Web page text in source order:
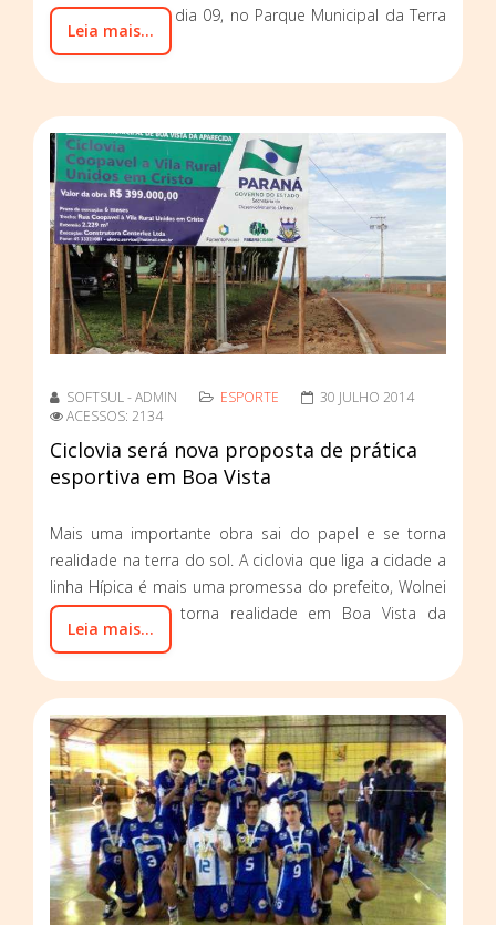
último domingo, dia 09, no Parque Municipal da Terra
do Sol.
Leia mais...
SOFTSUL - ADMIN ESPORTE
30 JULHO 2014
ACESSOS: 2134
Ciclovia será nova proposta de prática
esportiva em Boa Vista
Mais uma importante obra sai do papel e se torna
realidade na terra do sol. A ciclovia que liga a cidade a
linha Hípica é mais uma promessa do prefeito, Wolnei
Savaris, que se torna realidade em Boa Vista da
Aparecida.
Leia mais...